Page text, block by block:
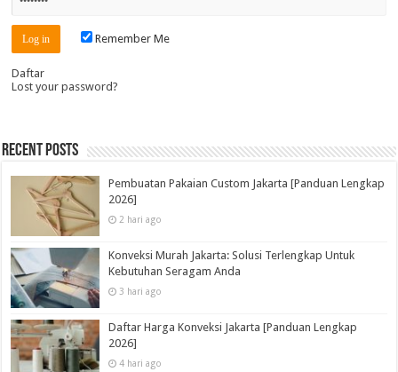
Remember Me
Daftar
Lost your password?
Recent Posts
Pembuatan Pakaian Custom Jakarta [Panduan Lengkap
2026]
2 hari ago
Konveksi Murah Jakarta: Solusi Terlengkap Untuk
Kebutuhan Seragam Anda
3 hari ago
Daftar Harga Konveksi Jakarta [Panduan Lengkap
2026]
4 hari ago